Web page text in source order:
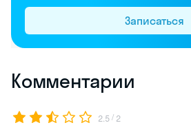
Записаться
Комментарии
2.5/ 2